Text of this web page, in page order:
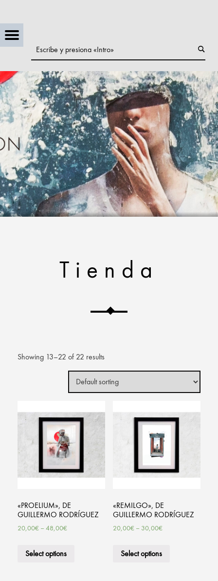
Menú
Tienda
Showing 13–22 of 22 results
«PROELIUM», DE
GUILLERMO RODRÍGUEZ
20,00€– 48,00€
Select options
«REMILGO», DE
GUILLERMO RODRÍGUEZ
20,00€– 30,00€
Select options